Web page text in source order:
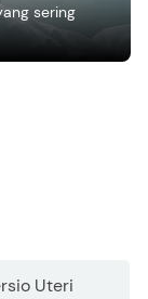
sering
Uteri